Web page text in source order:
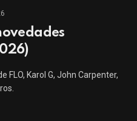
FLO, Karol G, John Carpenter,